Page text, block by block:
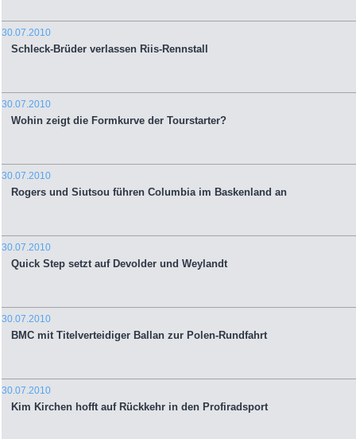
30.07.2010
Schleck-Brüder verlassen Riis-Rennstall
30.07.2010
Wohin zeigt die Formkurve der Tourstarter?
30.07.2010
Rogers und Siutsou führen Columbia im Baskenland an
30.07.2010
Quick Step setzt auf Devolder und Weylandt
30.07.2010
BMC mit Titelverteidiger Ballan zur Polen-Rundfahrt
30.07.2010
Kim Kirchen hofft auf Rückkehr in den Profiradsport